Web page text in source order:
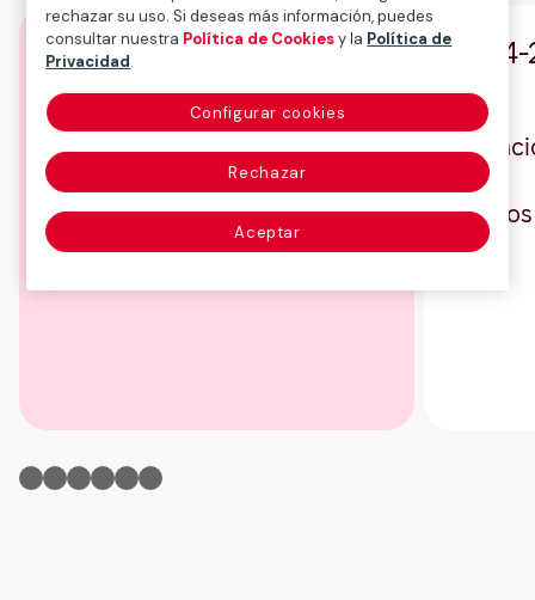
Objetivos
(Contabilidad local homogeneizada).
El ROE y el ratio combinado sin
catástrofes relevantes y sin
extraordinarios
a
rechazar su uso. Si deseas más información, puedes
consultar nuestra Política de Cookiesy la Política de
Privacidad.
Configurar cookies
Rechazar
Aceptar